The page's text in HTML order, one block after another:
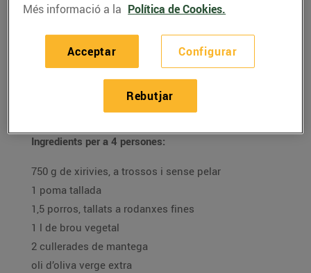
Crema de xirivia amb
poma i xips de moniato
Ingredients per a 4 persones:
750 g de xirivies, a trossos i sense pelar
1 poma tallada
1,5 porros, tallats a rodanxes fines
1 l de brou vegetal
2 cullerades de mantega
oli d’oliva verge extra
Més informació a la Política de Cookies.
Configurar
Rebutjar
Acceptar